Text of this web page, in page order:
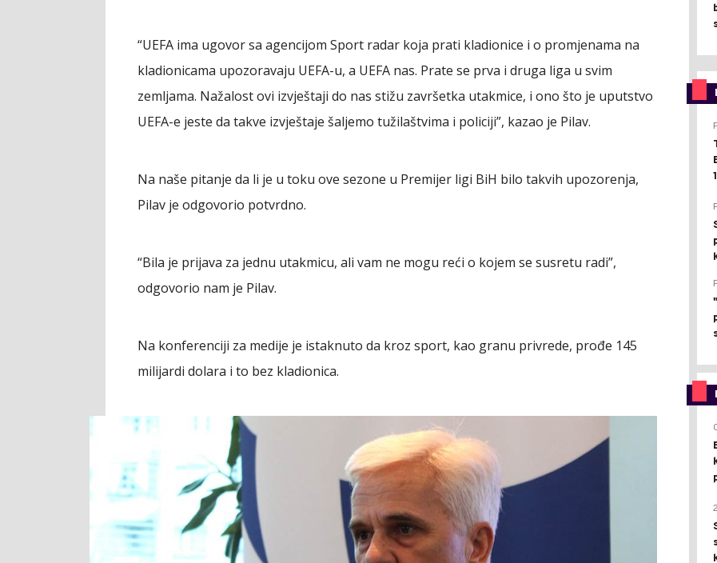
“UEFA ima ugovor sa agencijom Sport radar koja prati kladionice i o promjenama na
kladionicama upozoravaju UEFA-u, a UEFA nas. Prate se prva i druga liga u svim
zemljama. Nažalost ovi izvještaji do nas stižu završetka utakmice, i ono što je uputstvo
UEFA-e jeste da takve izvještaje šaljemo tužilaštvima i policiji”, kazao je Pilav.
Na naše pitanje da li je u toku ove sezone u Premijer ligi BiH bilo takvih upozorenja,
Pilav je odgovorio potvrdno.
“Bila je prijava za jednu utakmicu, ali vam ne mogu reći o kojem se susretu radi”,
odgovorio nam je Pilav.
Na konferenciji za medije je istaknuto da kroz sport, kao granu privrede, prođe 145
milijardi dolara i to bez kladionica.